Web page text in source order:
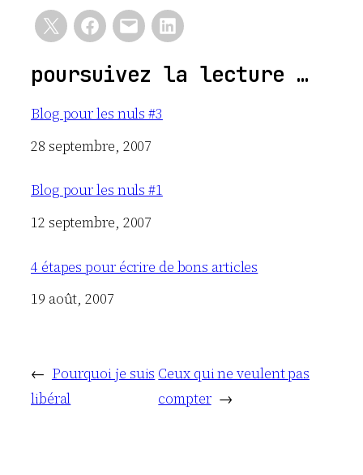
poursuivez la lecture …
Blog pour les nuls #3
Date
28 septembre, 2007
Blog pour les nuls #1
Date
12 septembre, 2007
4 étapes pour écrire de bons articles
Date
19 août, 2007
← Pourquoi je suis
libéral
Ceux qui ne veulent pas
compter →